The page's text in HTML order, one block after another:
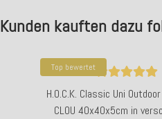
Kunden kauften dazu
Top bewertet
H.O.C.K. Classic Uni
CLOU 40x40x5cm in